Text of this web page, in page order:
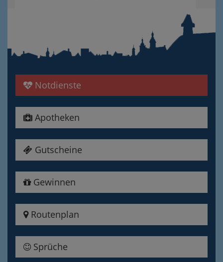
Notdienste
Apotheken
Gutscheine
Gewinnen
Routenplan
Sprüche